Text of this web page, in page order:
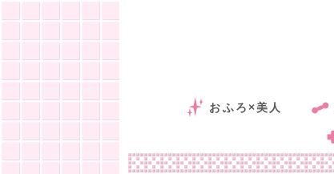
おふろ×美人